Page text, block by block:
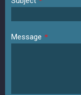
Message *